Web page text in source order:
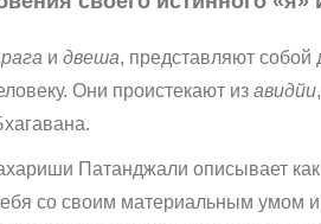
рага и двеша, представляют
Они проистекают из авидйи
Патанджали описывает
со своим материальным умом и